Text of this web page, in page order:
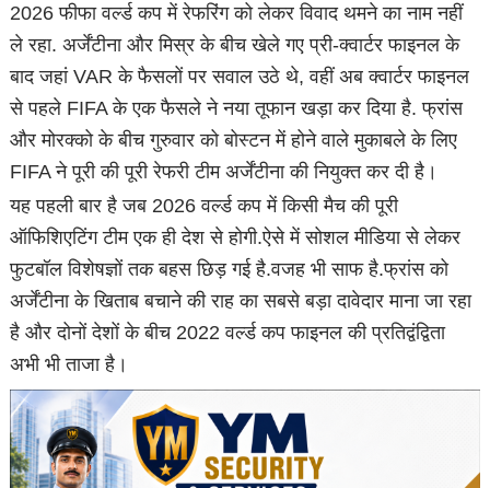
2026 फीफा वर्ल्ड कप में रेफरिंग को लेकर विवाद थमने का नाम नहीं
ले रहा. अर्जेंटीना और मिस्र के बीच खेले गए प्री-क्वार्टर फाइनल के
बाद जहां VAR के फैसलों पर सवाल उठे थे, वहीं अब क्वार्टर फाइनल
से पहले FIFA के एक फैसले ने नया तूफान खड़ा कर दिया है. फ्रांस
और मोरक्को के बीच गुरुवार को बोस्टन में होने वाले मुकाबले के लिए
FIFA ने पूरी की पूरी रेफरी टीम अर्जेंटीना की नियुक्त कर दी है।
यह पहली बार है जब 2026 वर्ल्ड कप में किसी मैच की पूरी
ऑफिशिएटिंग टीम एक ही देश से होगी.ऐसे में सोशल मीडिया से लेकर
फुटबॉल विशेषज्ञों तक बहस छिड़ गई है.वजह भी साफ है.फ्रांस को
अर्जेंटीना के खिताब बचाने की राह का सबसे बड़ा दावेदार माना जा रहा
है और दोनों देशों के बीच 2022 वर्ल्ड कप फाइनल की प्रतिद्वंद्विता
अभी भी ताजा है।